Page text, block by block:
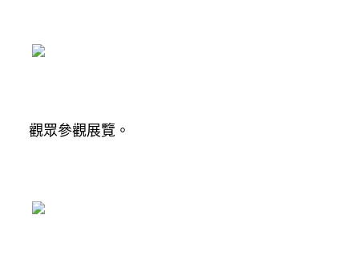
觀眾參觀展覽。